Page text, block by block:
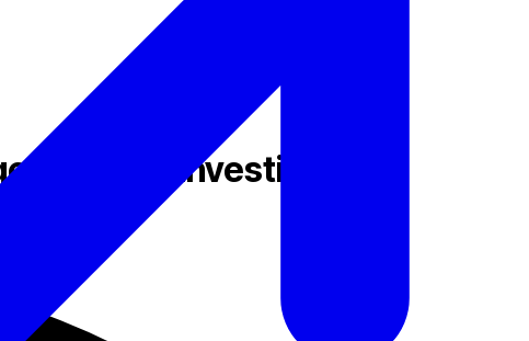
Sim;paul Investimentos